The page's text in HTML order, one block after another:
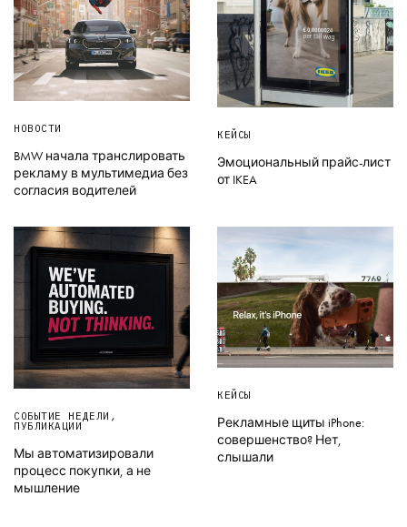
НОВОСТИ
BMW начала транслировать
рекламу в мультимедиа без
согласия водителей
КЕЙСЫ
Эмоциональный прайс-лист
от IKEA
СОБЫТИЕ НЕДЕЛИ ,
ПУБЛИКАЦИИ
Мы автоматизировали
процесс покупки, а не
мышление
КЕЙСЫ
Рекламные щиты iPhone:
совершенство? Нет,
слышали